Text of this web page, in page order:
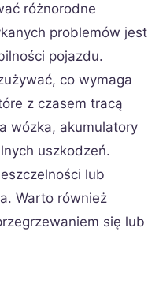
różnorodne
problemów jest
pojazdu.
co wymaga
z czasem tracą
wózka, akumulatory
uszkodzeń.
lub
Warto również
się lub